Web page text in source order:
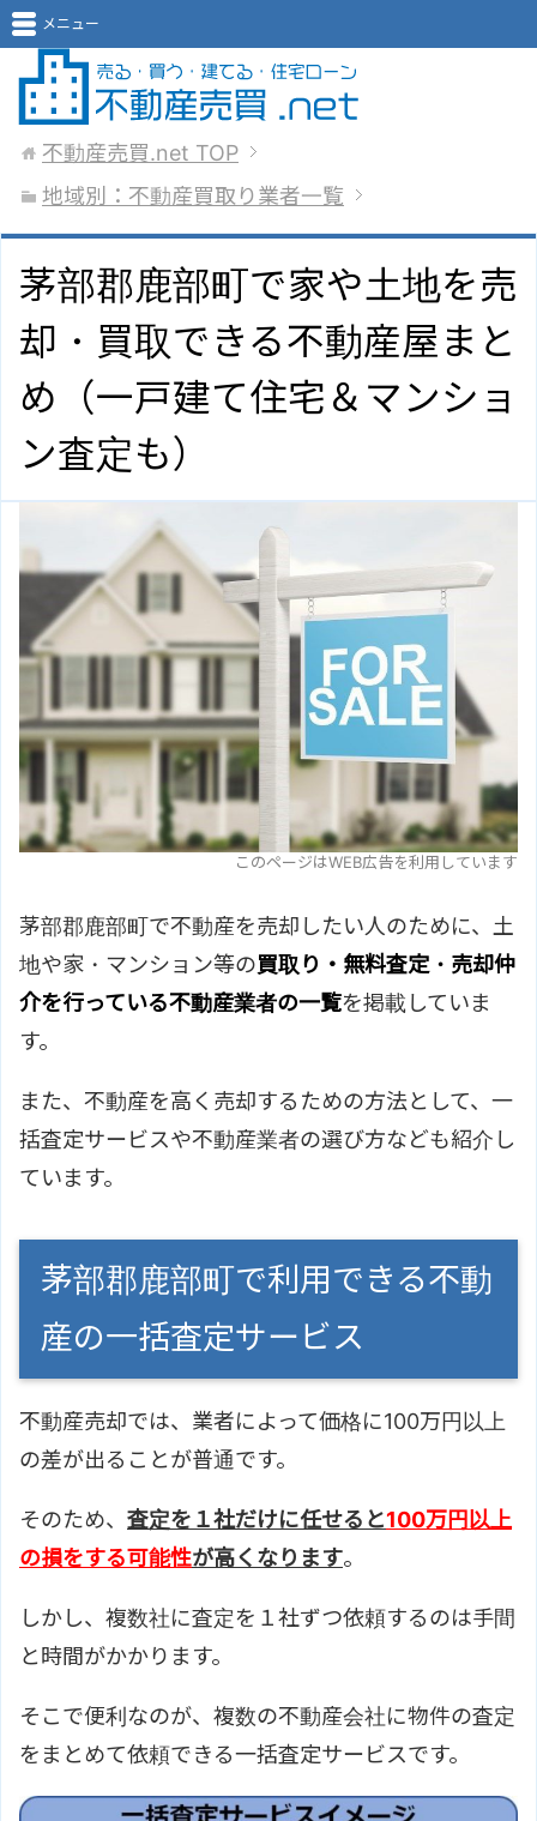
メニュー
不動産売買.net TOP
地域別：不動産買取り業者一覧
茅部郡鹿部町で家や土地を売
却・買取できる不動産屋まと
め（一戸建て住宅＆マンショ
ン査定も）
このページはWEB広告を利用しています
茅部郡鹿部町で不動産を売却したい人のために、土
地や家・マンション等の買取り・無料査定・売却仲
介を行っている不動産業者の一覧を掲載していま
す。
また、不動産を高く売却するための方法として、一
括査定サービスや不動産業者の選び方なども紹介し
ています。
茅部郡鹿部町で利用できる不動
産の一括査定サービス
不動産売却では、業者によって価格に100万円以上
の差が出ることが普通です。
そのため、 査定を１社だけに任せると100万円以上
の損をする可能性が高くなります。
しかし、複数社に査定を１社ずつ依頼するのは手間
と時間がかかります。
そこで便利なのが、複数の不動産会社に物件の査定
をまとめて依頼できる一括査定サービスです。